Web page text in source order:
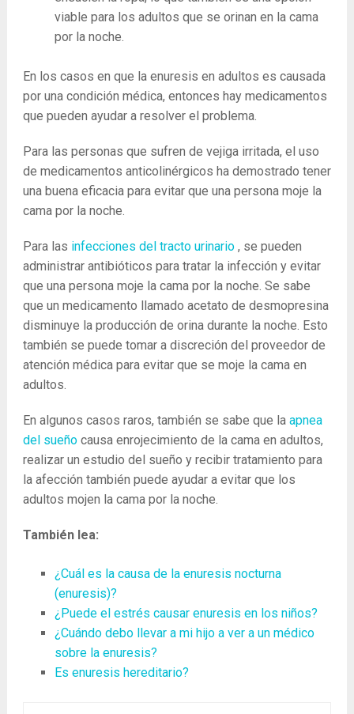
viable para los adultos que se orinan en la cama
por la noche.
En los casos en que la enuresis en adultos es causada
por una condición médica, entonces hay medicamentos
que pueden ayudar a resolver el problema.
Para las personas que sufren de vejiga irritada, el uso
de medicamentos anticolinérgicos ha demostrado tener
una buena eficacia para evitar que una persona moje la
cama por la noche.
Para las infecciones del tracto urinario, se pueden
administrar antibióticos para tratar la infección y evitar
que una persona moje la cama por la noche. Se sabe
que un medicamento llamado acetato de desmopresina
disminuye la producción de orina durante la noche. Esto
también se puede tomar a discreción del proveedor de
atención médica para evitar que se moje la cama en
adultos.
En algunos casos raros, también se sabe que la apnea
del sueñocausa enrojecimiento de la cama en adultos,
realizar un estudio del sueño y recibir tratamiento para
la afección también puede ayudar a evitar que los
adultos mojen la cama por la noche.
También lea:
¿Cuál es la causa de la enuresis nocturna
(enuresis)?
¿Puede el estrés causar enuresis en los niños?
¿Cuándo debo llevar a mi hijo a ver a un médico
sobre la enuresis?
Es enuresis hereditario?